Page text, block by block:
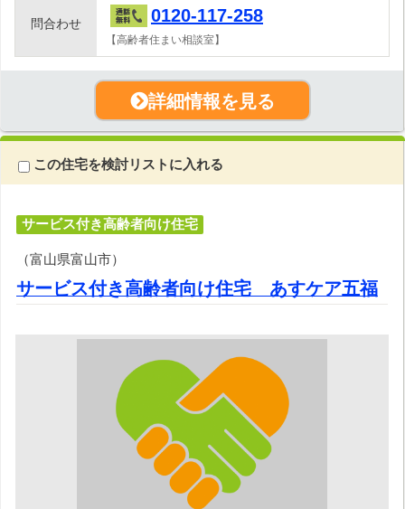
問合わせ 0120-117-258
【高齢者住まい相談室】
詳細情報を見る
この住宅を検討リストに入れる
サービス付き高齢者向け住宅
（富山県富山市）
サービス付き高齢者向け住宅 あすケア五福